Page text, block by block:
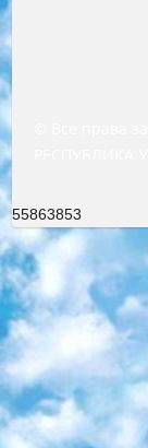
55863853